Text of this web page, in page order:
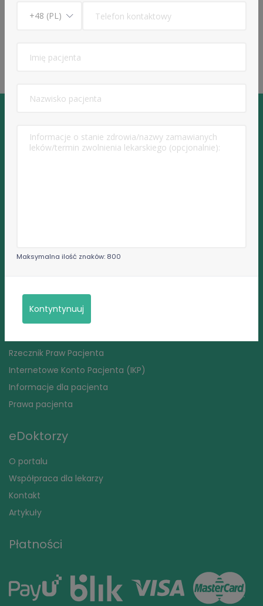
Maksymalna ilość znaków: 800
Kontyntynuuj
Polityka prywatności
Rzecznik Praw Pacjenta
Internetowe Konto Pacjenta (IKP)
Informacje dla pacjenta
Prawa pacjenta
eDoktorzy
O portalu
Współpraca dla lekarzy
Kontakt
Artykuły
Płatności